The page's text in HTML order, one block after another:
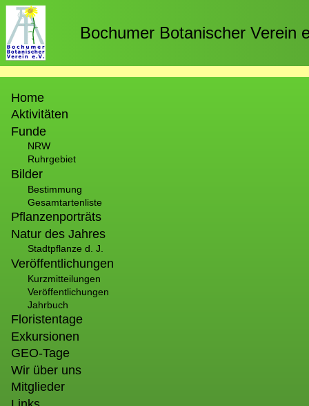
Direkt
zum
Inhalt
Bochumer Botanischer Verein
Home
Aktivitäten
Funde
NRW
Ruhrgebiet
Bilder
Bestimmung
Gesamtartenliste
Pflanzenporträts
Natur des Jahres
Stadtpflanze d. J.
Veröffentlichungen
Kurzmitteilungen
Veröffentlichungen
Jahrbuch
Floristentage
Exkursionen
GEO-Tage
Wir über uns
Mitglieder